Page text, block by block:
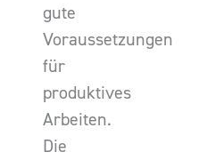
gute
Voraussetzungen
für
produktives
Arbeiten.
Die